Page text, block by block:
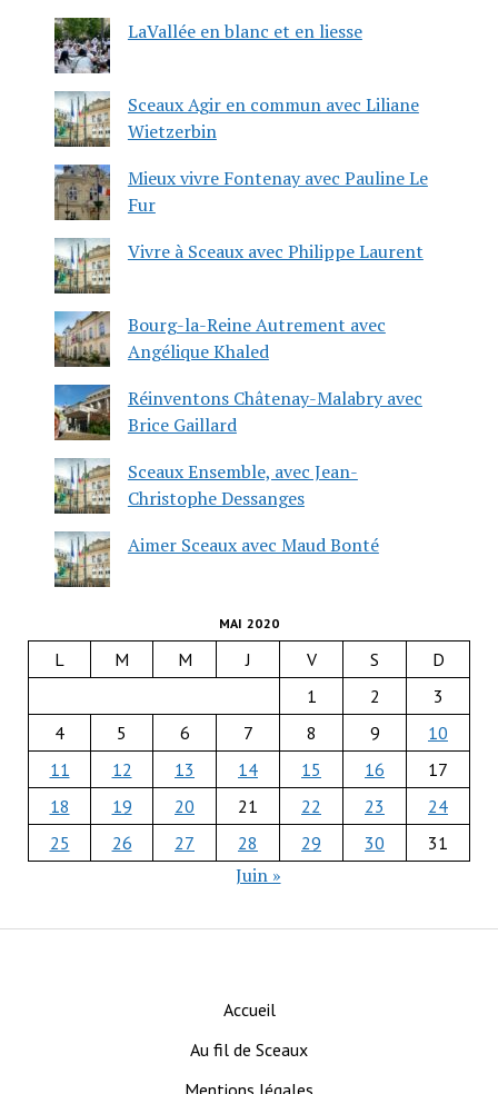
LaVallée en blanc et en liesse
Sceaux Agir en commun avec Liliane
Wietzerbin
Mieux vivre Fontenay avec Pauline Le
Fur
Vivre à Sceaux avec Philippe Laurent
Bourg-la-Reine Autrement avec
Angélique Khaled
Réinventons Châtenay-Malabry avec
Brice Gaillard
Sceaux Ensemble, avec Jean-
Christophe Dessanges
Aimer Sceaux avec Maud Bonté
MAI 2020
L M M J V S
D
1
2
3
4
5 6 7 8 9
10
11
12 13 14 15 16
17
18
19 20 21 22 23
24
25
26 27 28 29 30 31
Juin »
Accueil
Au fil de Sceaux
Mentions légales